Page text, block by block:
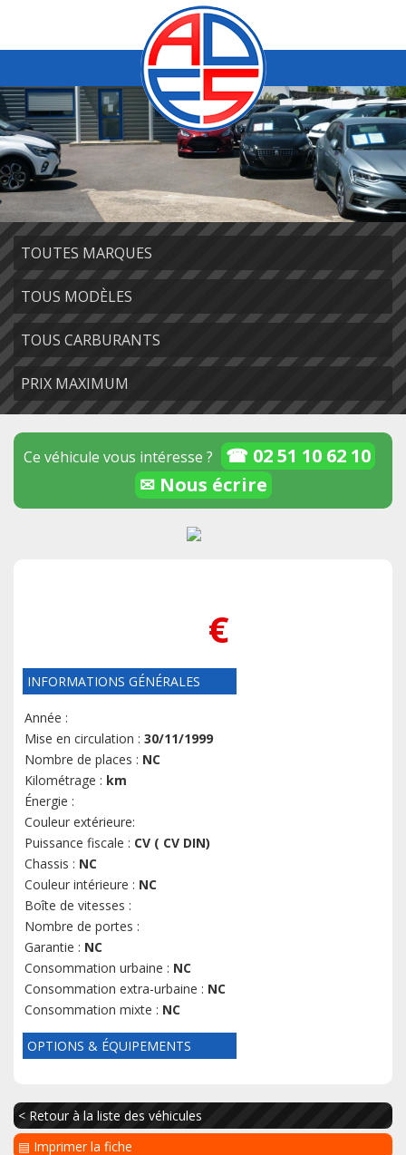
Ce véhicule vous intéresse ?
☎ 02 51 10 62 10
✉ Nous écrire
€
INFORMATIONS GÉNÉRALES
Année :
Mise en circulation : 30/11/1999
Nombre de places : NC
Kilométrage : km
Énergie :
Couleur extérieure:
Puissance fiscale : CV ( CV DIN)
Chassis : NC
Couleur intérieure : NC
Boîte de vitesses :
Nombre de portes :
Garantie : NC
Consommation urbaine : NC
Consommation extra-urbaine : NC
Consommation mixte : NC
OPTIONS & ÉQUIPEMENTS
< Retour à la liste des véhicules
▤ Imprimer la fiche